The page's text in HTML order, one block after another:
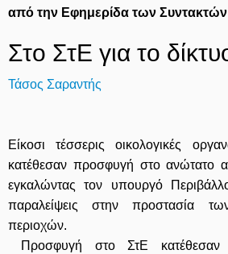
από την Εφημερίδα των Συντακτών
Στο ΣτΕ για το
Τάσος Σαραντής
Είκοσι τέσσερις οικολογικές
κατέθεσαν προσφυγή στο ανώτατο
εγκαλώντας τον υπουργό
παραλείψεις στην προστασία
περιοχών.
Προσφυγή στο ΣτΕ κατέθεσαν